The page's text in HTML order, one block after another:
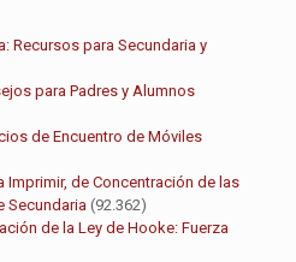
Recursos para Secundaria y
para Padres y Alumnos
de Encuentro de Móviles
Imprimir, de Concentración de las
Secundaria (92.362)
de la Ley de Hooke: Fuerza